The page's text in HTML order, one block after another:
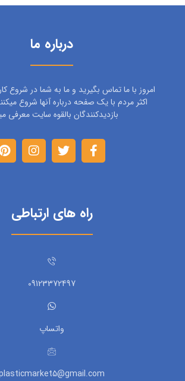
درباره ما
امروز با ما تماس بگیرید و ما به شما در شروع
اکثر مردم با یک صفحه درباره آنها شروع
بازدیدکنندگان بالقوه سایت معرفی
راه های ارتباطی
09123372497
واتساپ